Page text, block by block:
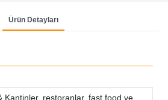
Ürün Detayları
Kantinler, restoranlar, fast food ve